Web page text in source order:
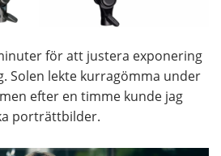
för att justera exponering
Solen lekte kurragömma under
efter en timme kunde jag
porträttbilder.